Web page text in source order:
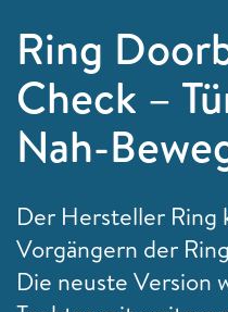
Ring
Check –
Nah-
Der Hersteller Ring
Vorgängern der
Die neuste Version